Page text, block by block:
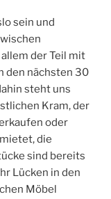
sein und
der Teil mit
den nächsten 30
steht uns
Kram, der
oder
die
sind bereits
Lücken in den
Möbel